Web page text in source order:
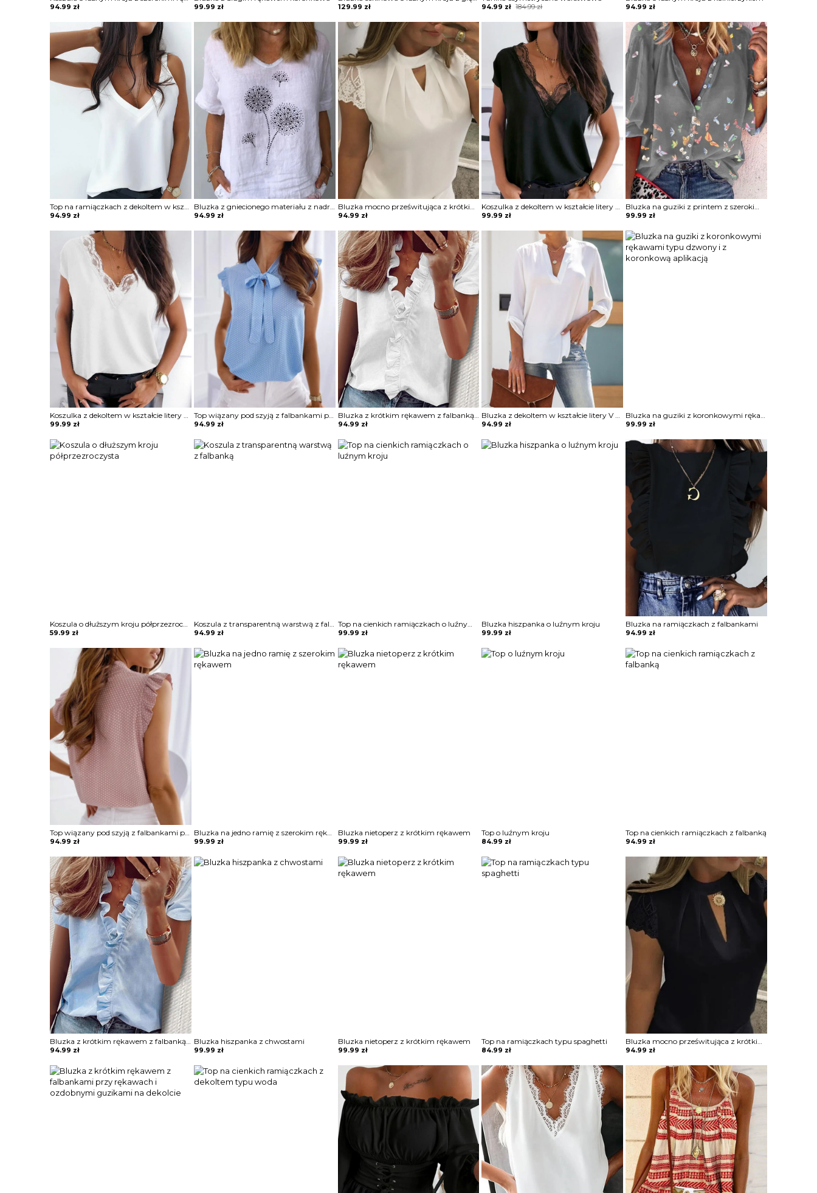
94.99 zł 99.99 zł 129.99 zł 184.99zł
Original
was:
94.99 zł
Current
is:
94.99 zł
Top na ramiączkach z dekoltem w kształcie litery V
94.99 zł
Bluzka z gniecionego materiału z nadrukiem
94.99 zł
Bluzka mocno prześwitująca z krótkimi koronkowymi rękawami z wycięciem na dekolcie
94.99 zł
Koszulka z dekoltem w kształcie litery V z koronką
99.99 zł
Bluzka na guziki z printem z szerokimi rękawami
99.99 zł
Koszulka z dekoltem w kształcie litery V z koronką
99.99 zł
Top wiązany pod szyją z falbankami przy rękawach
94.99 zł
Bluzka z krótkim rękawem z falbanką na przodzie
94.99 zł
Bluzka z dekoltem w kształcie litery V z podwijanymi rękawami
94.99 zł
Bluzka na guziki z koronkowymi rękawami typu dzwony i z koronkową aplikacją
99.99 zł
Koszula o dłuższym kroju półprzezroczysta
59.99 zł
Koszula z transparentną warstwą z falbanką
94.99 zł
Top na cienkich ramiączkach o luźnym kroju
99.99 zł
Bluzka hiszpanka o luźnym kroju
99.99 zł
Bluzka na ramiączkach z falbankami
94.99 zł
Top wiązany pod szyją z falbankami przy rękawach
94.99 zł
Bluzka na jedno ramię z szerokim rękawem
99.99 zł
Bluzka nietoperz z krótkim rękawem
99.99 zł
Top o luźnym kroju
84.99 zł
Top na cienkich ramiączkach z falbanką
94.99 zł
Bluzka z krótkim rękawem z falbanką na przodzie
94.99 zł
Bluzka hiszpanka z chwostami
99.99 zł
Bluzka nietoperz z krótkim rękawem
99.99 zł
Top na ramiączkach typu spaghetti
84.99 zł
Bluzka mocno prześwitująca z krótkimi koronkowymi rękawami z wycięciem na dekolcie
94.99 zł